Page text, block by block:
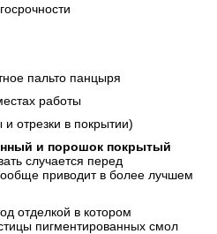
пальто панцыря
работы
отрезки в покрытии)
и порошок покрытый
случается перед
приводит в более лучшем
отделкой в котором
пигментированных смол